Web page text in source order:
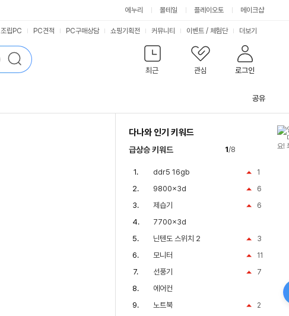
에누리 몰테일 플레이오토 메이크샵
최근 관심 로그인
조립PC PC견적 PC구매상담 쇼핑기획전 커뮤니티 이벤트 / 체험단 더보기
공유
다나와 인기 키워드
급상승 키워드 1/8
1
ddr5 16gb
6
9800x3d
6
제습기
7700x3d
3
닌텐도 스위치 2
11
모니터
7
선풍기
에어컨
2
노트북